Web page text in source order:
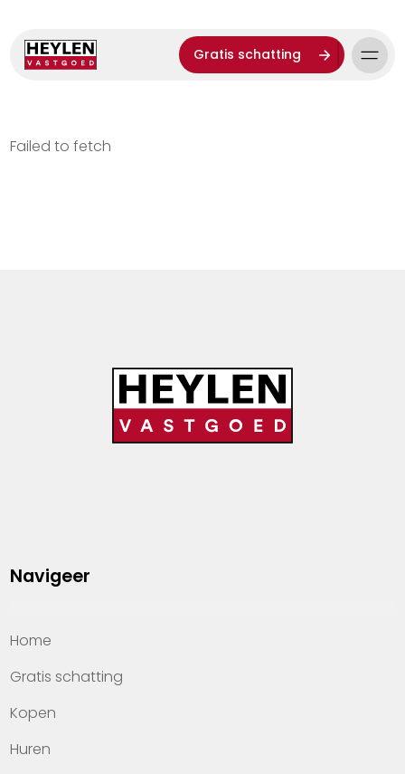
Gratis schatting
Failed to fetch
Navigeer
Home
Gratis schatting
Kopen
Huren